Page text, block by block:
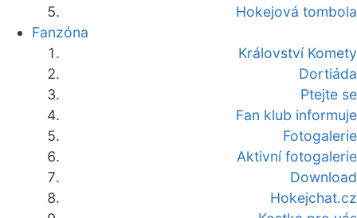
Hokejová tombola
Fanzóna
Království Komety
Dortiáda
Ptejte se
Fan klub informuje
Fotogalerie
Aktivní fotogalerie
Download
Hokejchat.cz